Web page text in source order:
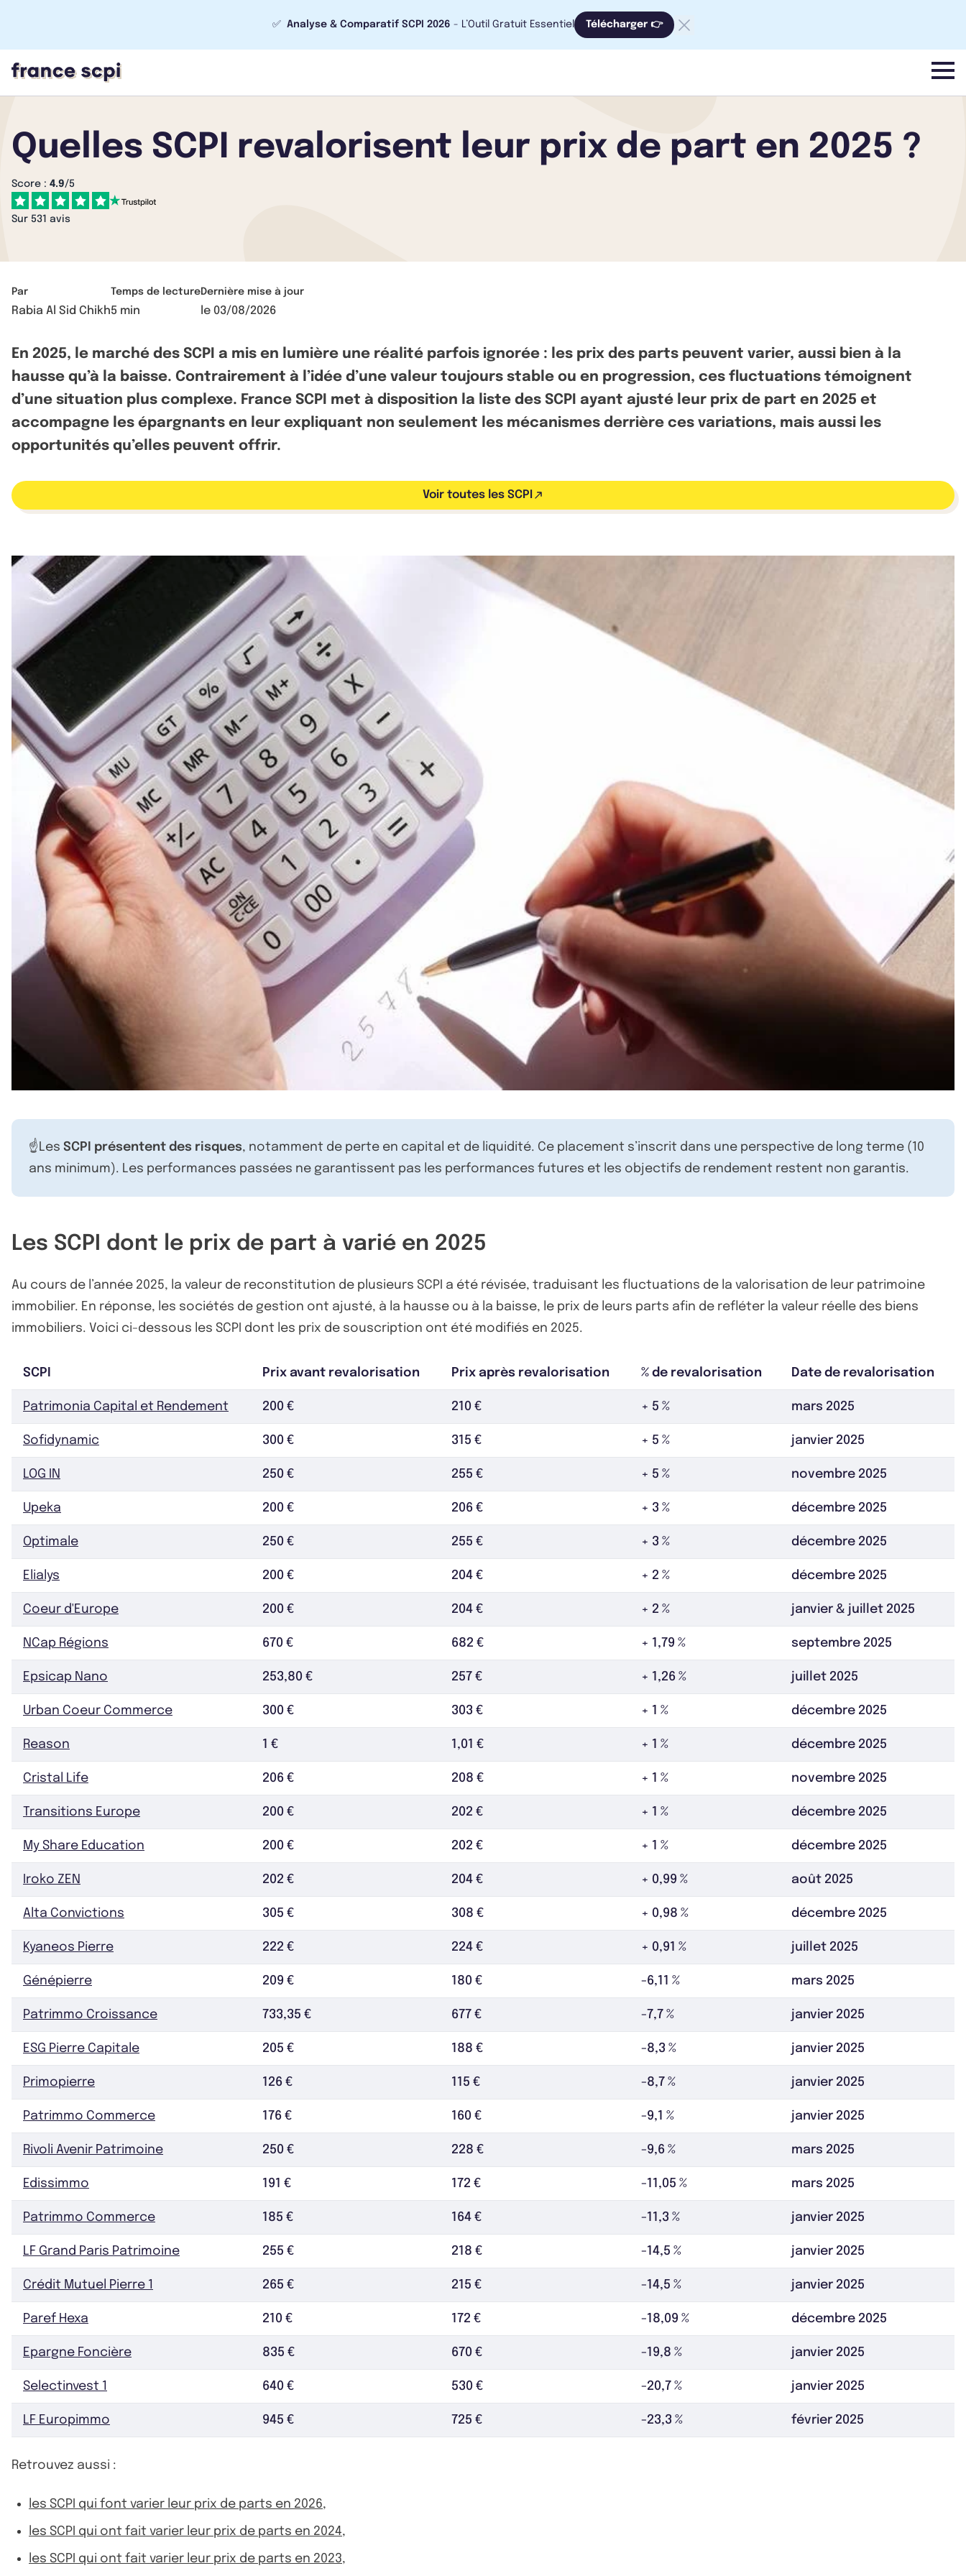
✅ Analyse & Comparatif SCPI 2026 - L’Outil Gratuit Essentiel Télécharger 👉
menu
Quelles SCPI revalorisent leur prix de part en 2025 ?
Score : 4.9/5
Sur 531 avis
Par
Rabia Al Sid Chikh
Temps de lecture
5 min
Dernière mise à jour
le 03/08/2026
En 2025, le marché des SCPI a mis en lumière une réalité parfois ignorée : les prix des parts peuvent varier, aussi bien à la
hausse qu’à la baisse. Contrairement à l’idée d’une valeur toujours stable ou en progression, ces fluctuations témoignent
d’une situation plus complexe. France SCPI met à disposition la liste des SCPI ayant ajusté leur prix de part en 2025 et
accompagne les épargnants en leur expliquant non seulement les mécanismes derrière ces variations, mais aussi les
opportunités qu’elles peuvent offrir.
Voir toutes les SCPI
☝️Les SCPI présentent des risques, notamment de perte en capital et de liquidité. Ce placement s’inscrit dans une perspective de long terme (10
ans minimum). Les performances passées ne garantissent pas les performances futures et les objectifs de rendement restent non garantis.
Les SCPI dont le prix de part à varié en 2025
Au cours de l’année 2025, la valeur de reconstitution de plusieurs SCPI a été révisée, traduisant les fluctuations de la valorisation de leur patrimoine
immobilier. En réponse, les sociétés de gestion ont ajusté, à la hausse ou à la baisse, le prix de leurs parts afin de refléter la valeur réelle des biens
immobiliers. Voici ci-dessous les SCPI dont les prix de souscription ont été modifiés en 2025.
SCPI Prix avant revalorisation Prix après revalorisation % de revalorisation Date de revalorisation
Patrimonia Capital et Rendement 200 € 210 € + 5 % mars 2025
Sofidynamic 300 € 315 € + 5 % janvier 2025
LOG IN 250 € 255 € + 5 % novembre 2025
Upeka 200 € 206 € + 3 % décembre 2025
Optimale 250 € 255 € + 3 % décembre 2025
Elialys 200 € 204 € + 2 % décembre 2025
Coeur d'Europe 200 € 204 € + 2 % janvier & juillet 2025
NCap Régions 670 € 682 € + 1,79 % septembre 2025
Epsicap Nano 253,80 € 257 € + 1,26 % juillet 2025
Urban Coeur Commerce 300 € 303 € + 1 % décembre 2025
Reason 1 € 1,01 € + 1 % décembre 2025
Cristal Life 206 € 208 € + 1 % novembre 2025
Transitions Europe 200 € 202 € + 1 % décembre 2025
My Share Education 200 € 202 € + 1 % décembre 2025
Iroko ZEN 202 € 204 € + 0,99 % août 2025
Alta Convictions 305 € 308 € + 0,98 % décembre 2025
Kyaneos Pierre 222 € 224 € + 0,91 % juillet 2025
Génépierre 209 € 180 € -6,11 % mars 2025
Patrimmo Croissance 733,35 € 677 € -7,7 % janvier 2025
ESG Pierre Capitale 205 € 188 € -8,3 % janvier 2025
Primopierre 126 € 115 € -8,7 % janvier 2025
Patrimmo Commerce 176 € 160 € -9,1 % janvier 2025
Rivoli Avenir Patrimoine 250 € 228 € -9,6 % mars 2025
Edissimmo 191 € 172 € -11,05 % mars 2025
Patrimmo Commerce 185 € 164 € -11,3 % janvier 2025
LF Grand Paris Patrimoine 255 € 218 € -14,5 % janvier 2025
Crédit Mutuel Pierre 1 265 € 215 € -14,5 % janvier 2025
Paref Hexa 210 € 172 € -18,09 % décembre 2025
Epargne Foncière 835 € 670 € -19,8 % janvier 2025
Selectinvest 1 640 € 530 € -20,7 % janvier 2025
LF Europimmo 945 € 725 € -23,3 % février 2025
Retrouvez aussi :
les SCPI qui font varier leur prix de parts en 2026,
les SCPI qui ont fait varier leur prix de parts en 2024,
les SCPI qui ont fait varier leur prix de parts en 2023,